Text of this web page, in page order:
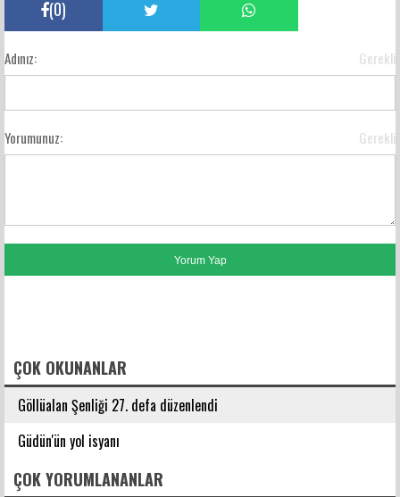
(0)
Adınız: Gerekli
Yorumunuz: Gerekli
ÇOK OKUNANLAR
Göllüalan Şenliği 27. defa düzenlendi
Güdün'ün yol isyanı
ÇOK YORUMLANANLAR